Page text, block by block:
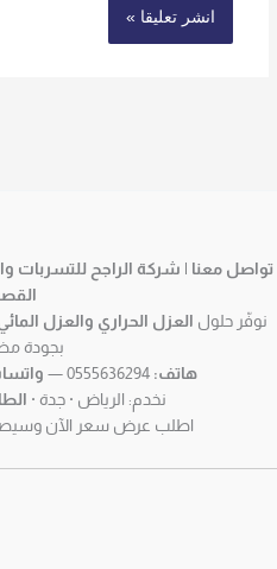
تواصل معنا | شركة الراجح للتسربات
نوفّر حلول العزل الحراري والعزل
بجودة
هاتف:
نخدم: الرياض · جدة ·
اطلب عرض سعر الآن